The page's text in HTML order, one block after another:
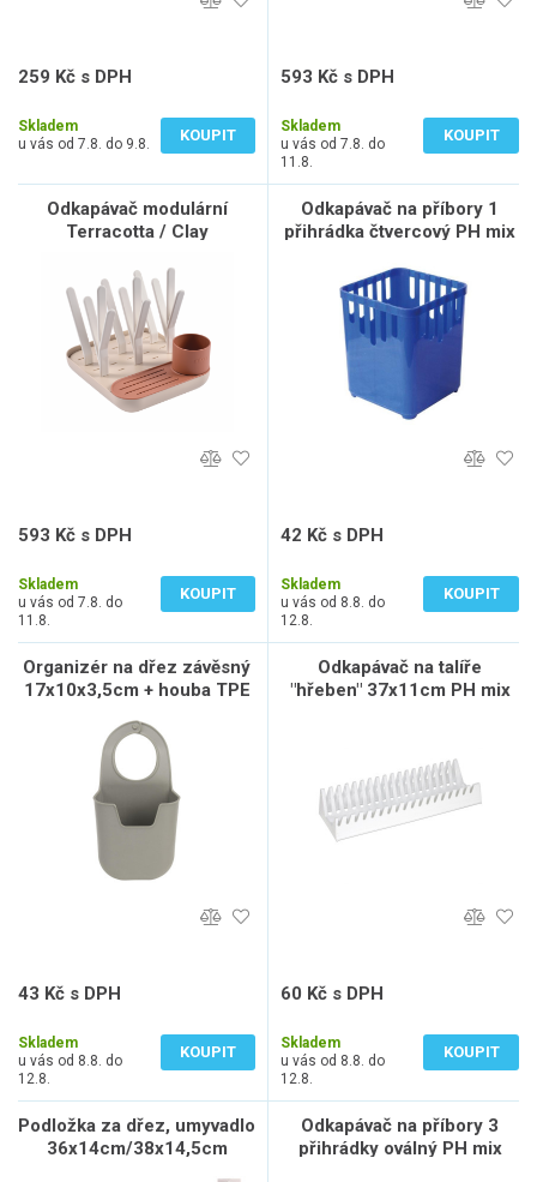
259 Kč s DPH
Skladem
u vás od 7.8. do 9.8.
KOUPIT
593 Kč s DPH
Skladem
u vás od 7.8. do
11.8.
KOUPIT
Odkapávač modulární
Terracotta / Clay
593 Kč s DPH
Skladem
u vás od 7.8. do
11.8.
KOUPIT
Odkapávač na příbory 1
přihrádka čtvercový PH mix
42 Kč s DPH
Skladem
u vás od 8.8. do
12.8.
KOUPIT
Organizér na dřez závěsný
17x10x3,5cm + houba TPE
43 Kč s DPH
Skladem
u vás od 8.8. do
12.8.
KOUPIT
Odkapávač na talíře
"hřeben" 37x11cm PH mix
60 Kč s DPH
Skladem
u vás od 8.8. do
12.8.
KOUPIT
Podložka za dřez, umyvadlo
36x14cm/38x14,5cm
Odkapávač na příbory 3
přihrádky oválný PH mix